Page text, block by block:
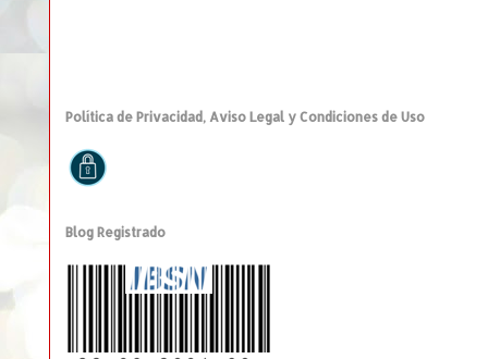
Política de Privacidad, Aviso Legal y Condiciones de Uso
Blog Registrado